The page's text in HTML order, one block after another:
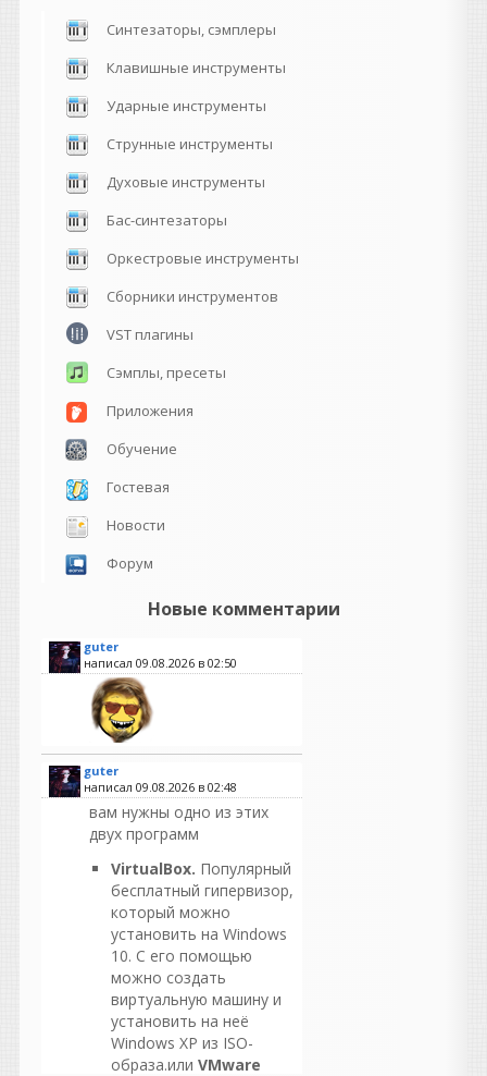
Синтезаторы, сэмплеры
Клавишные инструменты
Ударные инструменты
Струнные инструменты
Духовые инструменты
Бас-синтезаторы
Оркестровые инструменты
Сборники инструментов
VST плагины
Сэмплы, пресеты
Приложения
Обучение
Гостевая
Новости
Форум
Новые комментарии
guter
написал 09.08.2026 в 02:50
guter
написал 09.08.2026 в 02:48
вам нужны одно из этих
двух программ
VirtualBox. Популярный
бесплатный гипервизор,
который можно
установить на Windows
10. С его помощью
можно создать
виртуальную машину и
установить на неё
Windows XP из ISO-
образа.или VMware